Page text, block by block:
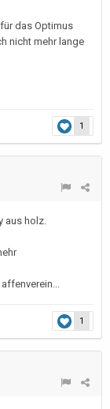
das Optimus
nicht mehr lange
1
aus holz.
1